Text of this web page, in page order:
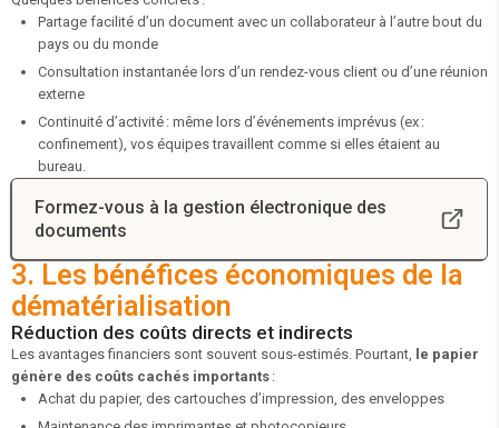
Partage facilité d’un document avec un collaborateur à l’autre bout du
pays ou du monde
Consultation instantanée lors d’un rendez-vous client ou d’une réunion
externe
Continuité d’activité : même lors d’événements imprévus (ex :
confinement), vos équipes travaillent comme si elles étaient au
bureau.
Formez-vous à la gestion électronique des
documents
3. Les bénéfices économiques de la
dématérialisation
Réduction des coûts directs et indirects
Les avantages financiers sont souvent sous-estimés. Pourtant, le papier
génère des coûts cachés importants :
Achat du papier, des cartouches d’impression, des enveloppes